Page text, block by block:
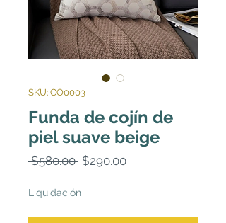
SKU: CO0003
Funda de cojín de
piel suave beige
$580.00 Precio
$290.00Precio
Liquidación